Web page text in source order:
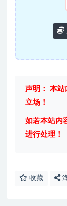
声明： 本站
立场！
如若本站内
进行处理！
收藏